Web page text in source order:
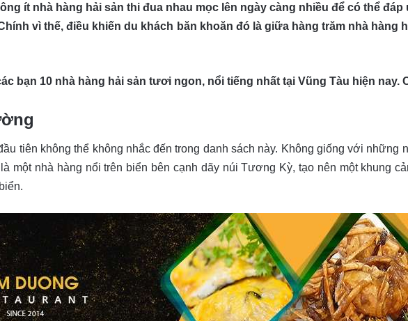
ít nhà hàng hải sản thi đua nhau mọc lên ngày càng nhiều để có thể
vì thế, điều khiến du khách băn khoăn đó là giữa hàng trăm nhà hàng
bạn 10 nhà hàng hải sản tươi ngon, nổi tiếng nhất tại Vũng Tàu hiện nay.
tiên không thể không nhắc đến trong danh sách này. Không giống với những
một nhà hàng nổi trên biển bên cạnh dãy núi Tương Kỳ, tạo nên một khung